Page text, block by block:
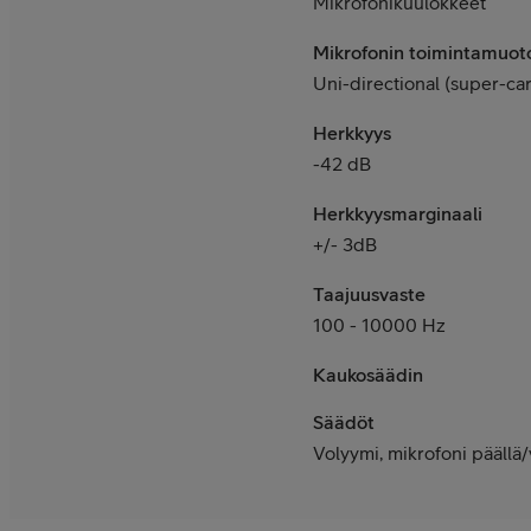
Mikrofonin
Uni-directional (super-
Herkkyys
-42 dB
Herkkyysmarginaali
+/- 3dB
Taajuusvaste
100 - 10000 Hz
Kaukosäädin
Säädöt
Volyymi, mikrofoni